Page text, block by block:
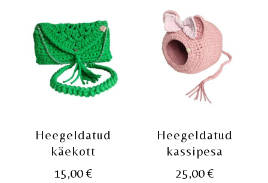
Heegeldatud
käekott
15,00€
Heegeldatud
kassipesa
25,00 €